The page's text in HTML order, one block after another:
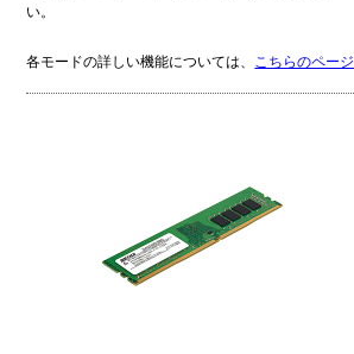
い。
各モードの詳しい機能については、 こちらのページ